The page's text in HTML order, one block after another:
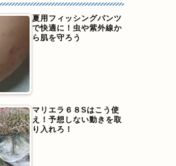
夏用フィッシングパンツ
で快適に！虫や紫外線か
ら肌を守ろう
マリエラ６８Sはこう使
え！予想しない動きを取
り入れろ！